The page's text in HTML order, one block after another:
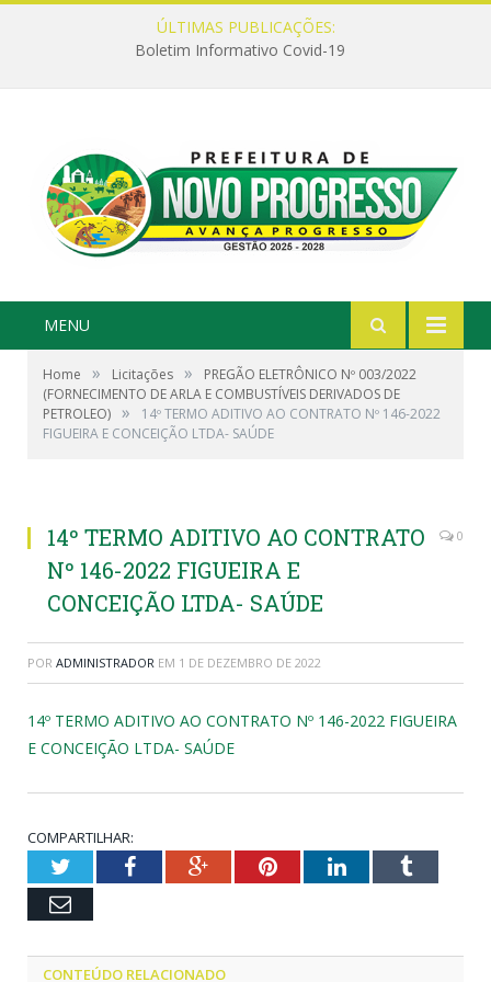
ÚLTIMAS PUBLICAÇÕES:
Boletim Informativo Covid-19
MENU
Home » Licitações »
PREGÃO ELETRÔNICO Nº 003/2022
(FORNECIMENTO DE ARLA E COMBUSTÍVEIS DERIVADOS DE
PETROLEO) »
14º TERMO ADITIVO AO CONTRATO Nº 146-2022
FIGUEIRA E CONCEIÇÃO LTDA- SAÚDE
14º TERMO ADITIVO AO CONTRATO
Nº 146-2022 FIGUEIRA E
CONCEIÇÃO LTDA- SAÚDE
0
POR ADMINISTRADOR EM 1 DE DEZEMBRO DE 2022
14º TERMO ADITIVO AO CONTRATO Nº 146-2022 FIGUEIRA
E CONCEIÇÃO LTDA- SAÚDE
COMPARTILHAR:
TwitterFacebookGoogle+PinterestLinkedInTumblr
Email
CONTEÚDO RELACIONADO